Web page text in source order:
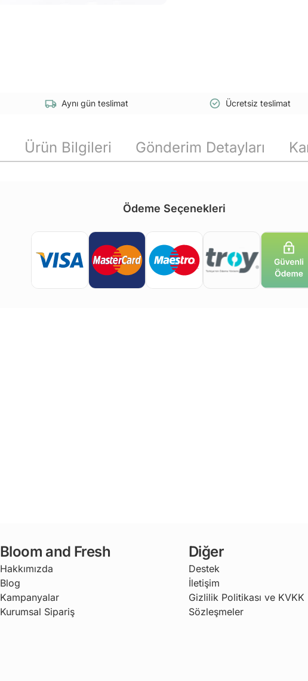
Aynı gün teslimat Ücretsiz teslimat
Ürün Bilgileri Gönderim Detayları
Ödeme Seçenekleri
Bloom and Fresh
Hakkımızda
Blog
Kampanyalar
Kurumsal Sipariş
Diğer
Destek
İletişim
Gizlilik Politikası ve KVKK
Sözleşmeler